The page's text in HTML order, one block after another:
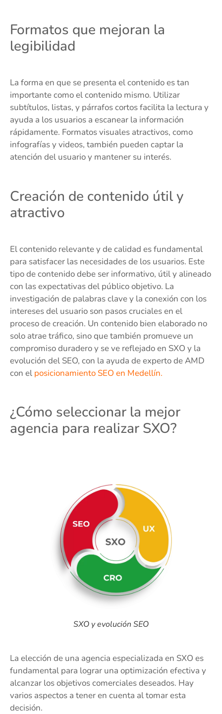
Formatos que mejoran la
legibilidad
La forma en que se presenta el contenido es tan
importante como el contenido mismo. Utilizar
subtítulos, listas, y párrafos cortos facilita la lectura y
ayuda a los usuarios a escanear la información
rápidamente. Formatos visuales atractivos, como
infografías y videos, también pueden captar la
atención del usuario y mantener su interés.
Creación de contenido útil y
atractivo
El contenido relevante y de calidad es fundamental
para satisfacer las necesidades de los usuarios. Este
tipo de contenido debe ser informativo, útil y alineado
con las expectativas del público objetivo. La
investigación de palabras clave y la conexión con los
intereses del usuario son pasos cruciales en el
proceso de creación. Un contenido bien elaborado no
solo atrae tráfico, sino que también promueve un
compromiso duradero y se ve reflejado en SXO y la
evolución del SEO, con la ayuda de experto de AMD
con el posicionamiento SEO en Medellín.
¿Cómo seleccionar la mejor
agencia para realizar SXO?
SXO y evolución SEO
La elección de una agencia especializada en SXO es
fundamental para lograr una optimización efectiva y
alcanzar los objetivos comerciales deseados. Hay
varios aspectos a tener en cuenta al tomar esta
decisión.